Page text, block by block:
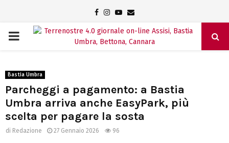
Facebook
Instagram
Youtube
Email
PRIMARY
Bastia Umbra
Parcheggi a pagamento: a Bastia
Umbra arriva anche EasyPark, più
scelta per pagare la sosta
di Redazione 27 Gennaio 2026 96